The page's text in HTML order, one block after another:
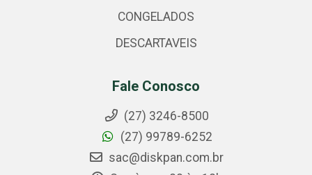
CONGELADOS
DESCARTAVEIS
Fale Conosco
(27) 3246-8500
(27) 99789-6252
sac@diskpan.com.br